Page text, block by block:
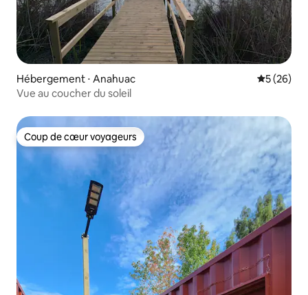
Hébergement ⋅ Anahuac
5 (26)
Vue au coucher du soleil
Coup de cœur voyageurs
Coup de cœur voyageurs